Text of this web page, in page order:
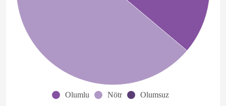
Olumlu Nötr Olumsuz